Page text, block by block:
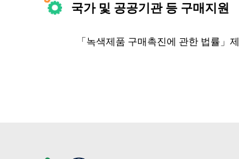
국가 및 공공기관 등 구매지원
「녹색제품 구매촉진에 관한 법률」